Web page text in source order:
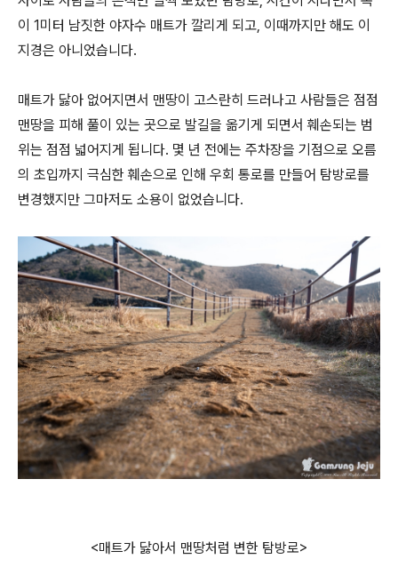
이 1미터 남짓한 야자수 매트가 깔리게 되고, 이때까지만 해도 이
지경은 아니었습니다.
매트가 닳아 없어지면서 맨땅이 고스란히 드러나고 사람들은 점점
맨땅을 피해 풀이 있는 곳으로 발길을 옮기게 되면서 훼손되는 범
위는 점점 넓어지게 됩니다. 몇 년 전에는 주차장을 기점으로 오름
의 초입까지 극심한 훼손으로 인해 우회 통로를 만들어 탐방로를
변경했지만 그마저도 소용이 없었습니다.
<매트가 닳아서 맨땅처럼 변한 탐방로>